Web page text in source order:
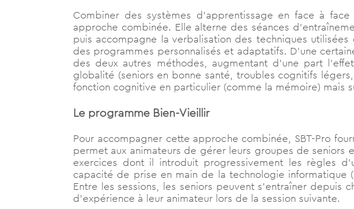
Combiner des systèmes d’apprentissage en face à
approche combinée. Elle alterne des séances
puis accompagne la verbalisation des techniques
des programmes personnalisés et adaptatifs. D’une
des deux autres méthodes, augmentant d’une part
globalité (seniors en bonne santé, troubles cognitifs
fonction cognitive en particulier (comme la mémoire) mais
Le programme Bien-Vieillir
Pour accompagner cette approche combinée, SBT-Pro
permet aux animateurs de gérer leurs groupes de seniors
exercices dont il introduit progressivement les règles
capacité de prise en main de la technologie
Entre les sessions, les seniors peuvent s’entraîner
d’expérience à leur animateur lors de la session suivante.